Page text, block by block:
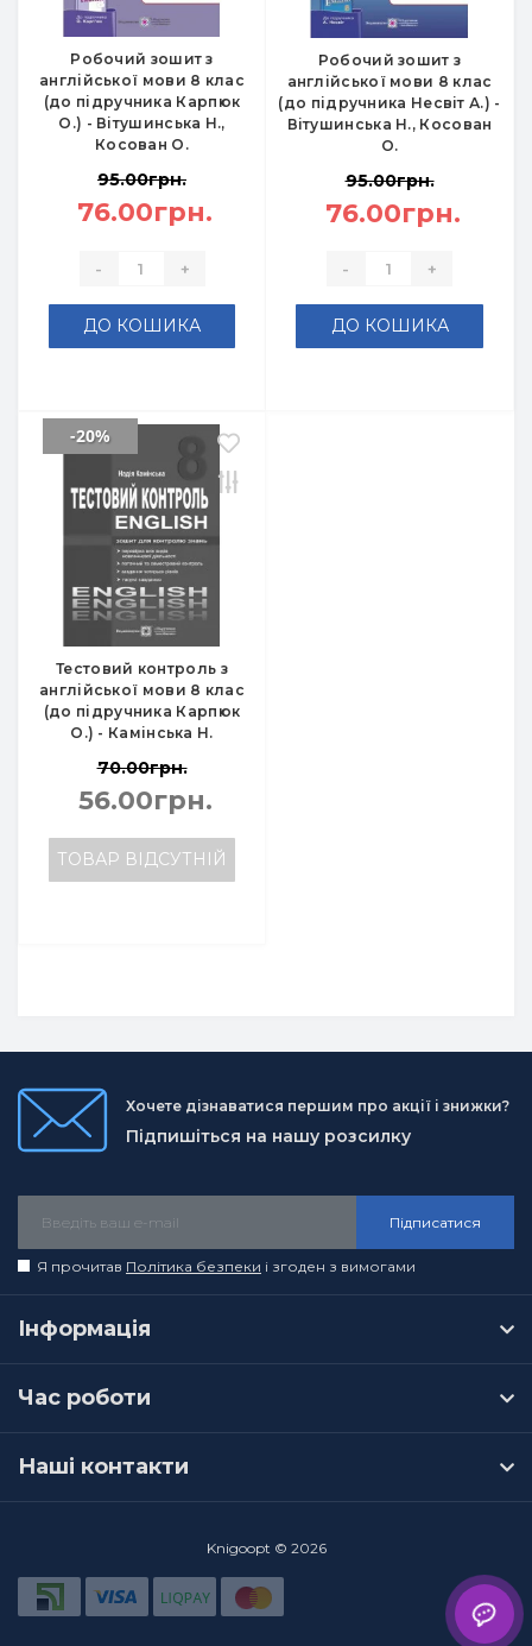
Робочий зошит з
англійської мови 8 клас
(до підручника Карпюк
О.) - Вітушинська Н.,
Косован О.
95.00грн.
76.00грн.
- +
ДО КОШИКА
Робочий зошит з
англійської мови 8 клас
(до підручника Несвіт А.) -
Вітушинська Н., Косован
О.
95.00грн.
76.00грн.
- +
ДО КОШИКА
Тестовий контроль з
англійської мови 8 клас
(до підручника Карпюк
О.) - Камінська Н.
-20%
70.00грн.
56.00грн.
ТОВАР ВІДСУТНІЙ
Хочете дізнаватися першим про акції і знижки?
Підпишіться на нашу розсилку
Підписатися
Я прочитав Політика безпеки і згоден з вимогами
Інформація
Час роботи
Наші контакти
Knigoopt © 2026